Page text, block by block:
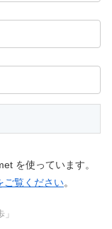
を使っています。
ご覧ください。